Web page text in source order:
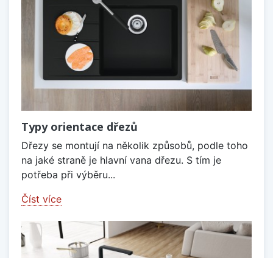
Typy orientace dřezů
Dřezy se montují na několik způsobů, podle toho
na jaké straně je hlavní vana dřezu. S tím je
potřeba při výběru...
Číst více